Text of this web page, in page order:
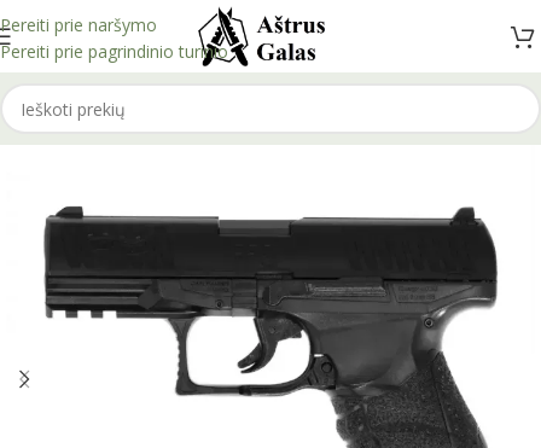
Pereiti prie naršymo
Pereiti prie pagrindinio turinio